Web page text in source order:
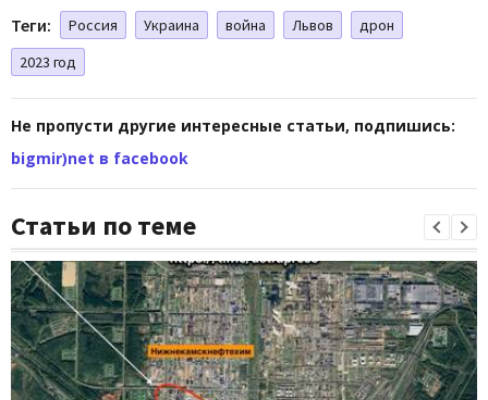
Теги: Россия Украина война Львов
дрон
2023 год
Не пропусти другие интересные статьи, подпишись:
bigmir)net в facebook
Статьи по теме